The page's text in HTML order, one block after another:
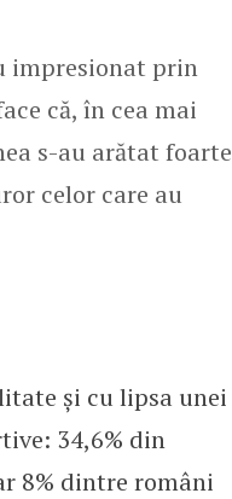
impresionat prin
că, în cea mai
s-au arătat foarte
celor care au
și cu lipsa unei
34,6% din
8% dintre români